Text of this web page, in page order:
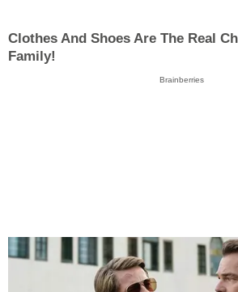
Clothes And Shoes Are The Real
Family!
Brainberries